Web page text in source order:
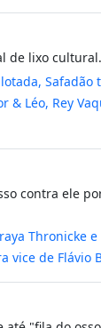
de lixo cultural.
Safadão
& Léo, Rey
contra ele
Thronicke
vice de Flávio